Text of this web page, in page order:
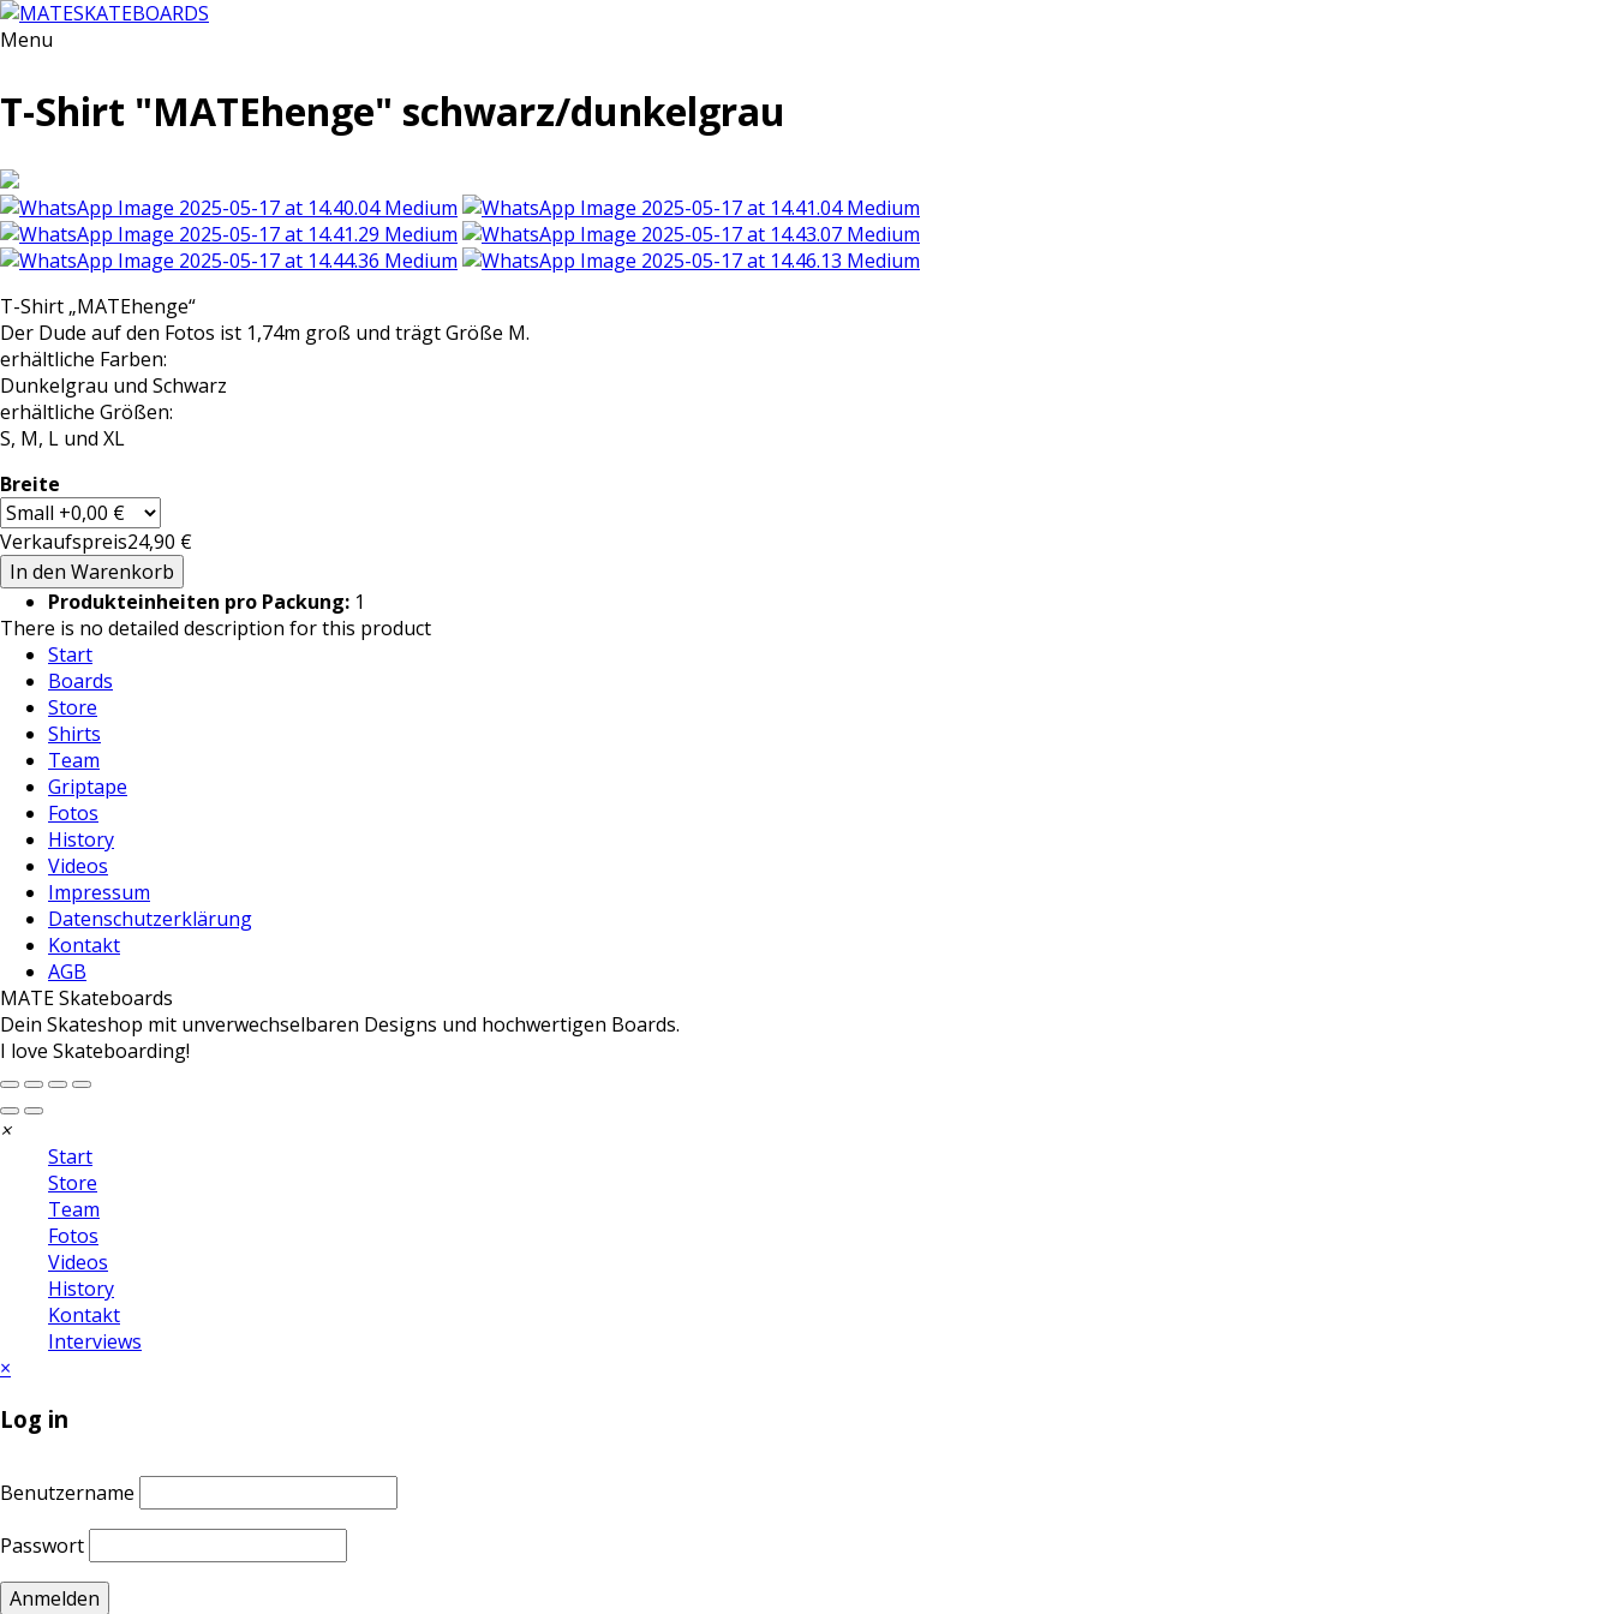
Menu
T-Shirt "MATEhenge" schwarz/dunkelgrau
T-Shirt „MATEhenge“
Der Dude auf den Fotos ist 1,74m groß und trägt Größe M.
erhältliche Farben:
Dunkelgrau und Schwarz
erhältliche Größen:
S, M, L und XL
Breite
Verkaufspreis24,90 €
Produkteinheiten pro Packung: 1
There is no detailed description for this product
Start
Boards
Store
Shirts
Team
Griptape
Fotos
History
Videos
Impressum
Datenschutzerklärung
Kontakt
AGB
MATE Skateboards
Dein Skateshop mit unverwechselbaren Designs und hochwertigen Boards.
I love Skateboarding!
×
Start
Store
Team
Fotos
Videos
History
Kontakt
Interviews
×
Log in
Benutzername
Passwort
Anmelden